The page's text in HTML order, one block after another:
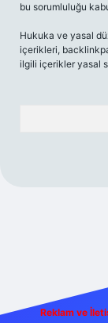
bu sorumluluğu
Hukuka ve yasal
içerikleri,
ilgili içerikler yasal
Reklam ve